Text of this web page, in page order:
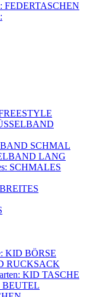
FEDERTASCHEN
SCHMAL
LANG
SCHMALES
KID BÖRSE
RUCKSACK
KID TASCHE
BEUTEL